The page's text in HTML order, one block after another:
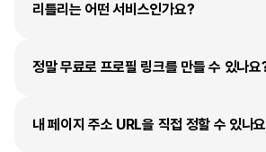
리틀리는 어떤 서비스인가요?
정말 무료로 프로필 링크를 만들 수 있나요
내 페이지 주소 URL을 직접 정할 수 있나